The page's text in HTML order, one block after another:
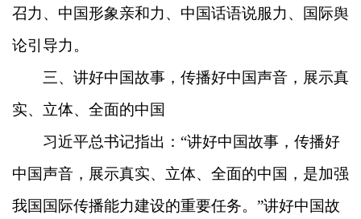
召力、中国形象亲和力、中国话语说服力、国际舆
论引导力。
三、讲好中国故事，传播好中国声音，展示真
实、立体、全面的中国
习近平总书记指出：“讲好中国故事，传播好
中国声音，展示真实、立体、全面的中国，是加强
我国国际传播能力建设的重要任务。”讲好中国故